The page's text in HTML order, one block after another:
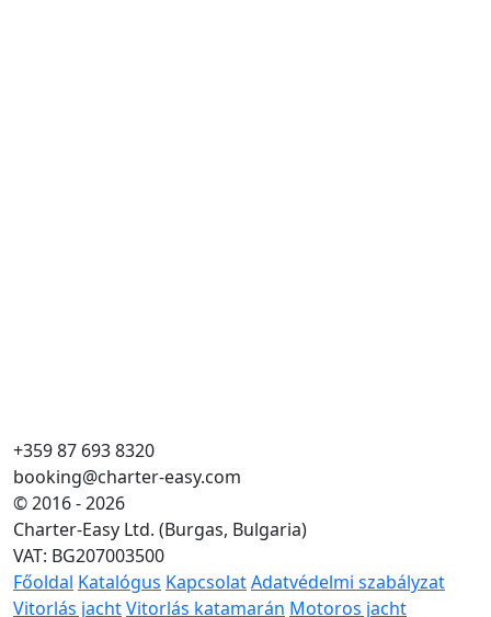
+359 87 693 8320
booking@charter-easy.com
© 2016 - 2026
Charter-Easy Ltd. (Burgas, Bulgaria)
VAT: BG207003500
Főoldal Katalógus KapcsolatAdatvédelmi szabályzat
Vitorlás jachtVitorlás katamarán Motoros jacht